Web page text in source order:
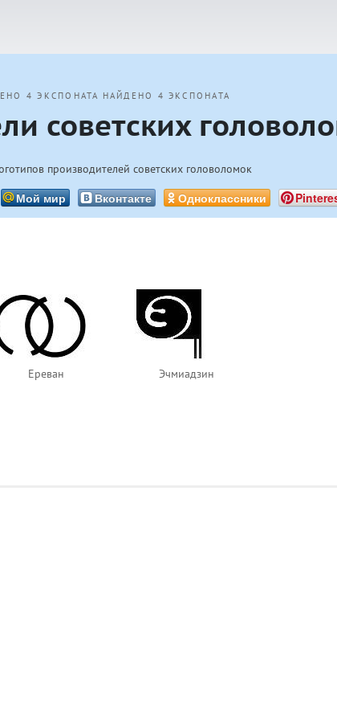
4 ЭКСПОНАТА НАЙДЕНО 4 ЭКСПОНАТА
советских
производителей советских головоломок
Мой мир Вконтакте Одноклассники
Ереван Эчмиадзин